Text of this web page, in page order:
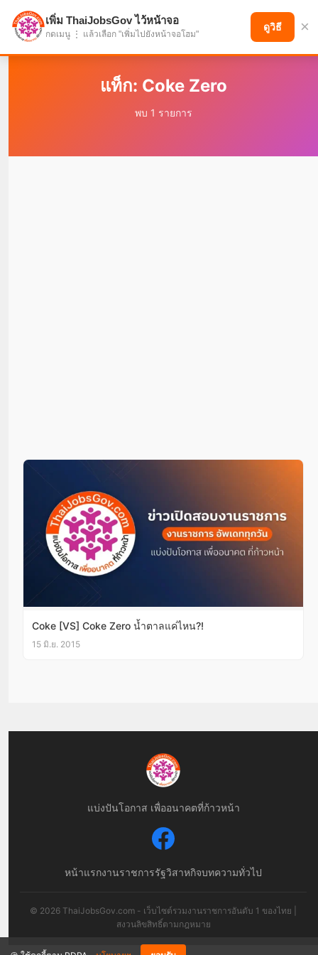
แบ่งปันโอกาส เพื่ออนาคตที่ก้าวหน้า
แท็ก: Coke Zero
พบ 1 รายการ
Coke [VS] Coke Zero น้ำตาลแค่ไหน?!
15 มิ.ย. 2015
แบ่งปันโอกาส เพื่ออนาคตที่ก้าวหน้า
หน้าแรกงานราชการรัฐวิสาหกิจบทความทั่วไป
© 2026 ThaiJobsGov.com - เว็บไซต์รวมงานราชการอันดับ 1 ของไทย |
สงวนลิขสิทธิ์ตามกฎหมาย
เพิ่ม ThaiJobsGov ไว้หน้าจอ
กดเมนู ⋮ แล้วเลือก "เพิ่มไปยังหน้าจอโฮม"
ดูวิธี ×